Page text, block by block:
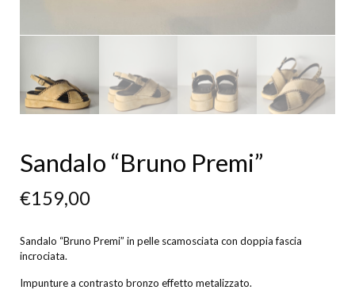
Sandalo “Bruno Premi”
€159,00
Sandalo “Bruno Premi” in pelle scamosciata con doppia fascia
incrociata.
Impunture a contrasto bronzo effetto metalizzato.